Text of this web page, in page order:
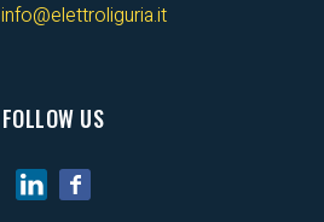
info@elettroliguria.it
FOLLOW US